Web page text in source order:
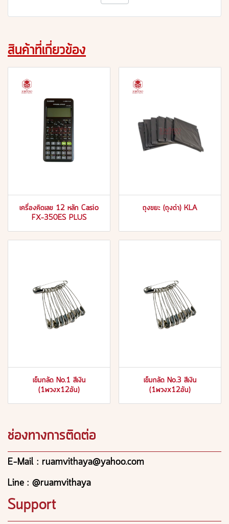
สินค้าที่เกี่ยวข้อง
เครื่องคิดเลข 12 หลัก Casio
FX-350ES PLUS
ถุงขยะ (ถุงดำ) KLA
เข็มกลัด No.1 สีเงิน
(1พวงx12อัน)
เข็มกลัด No.3 สีเงิน
(1พวงx12อัน)
ช่องทางการติดต่อ
E-Mail : ruamvithaya@yahoo.com
Line : @ruamvithaya
Support